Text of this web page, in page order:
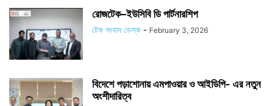
রোজটেক–ইউসিবি ডি পার্টনারশিপ
টেক সংবাদ ডেস্ক - February 3, 2026
বিদেশে পড়াশোনায় এমপাওয়ার ও আইডিপি- এর নতুন
অংশীদারিত্ব